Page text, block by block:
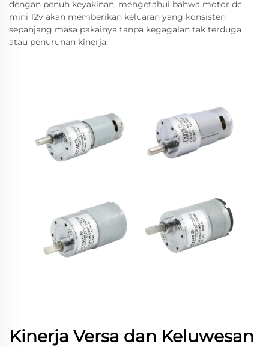
dengan penuh keyakinan, mengetahui bahwa motor dc
mini 12v akan memberikan keluaran yang konsisten
sepanjang masa pakainya tanpa kegagalan tak terduga
atau penurunan kinerja.
Kinerja Versa dan Keluwesan